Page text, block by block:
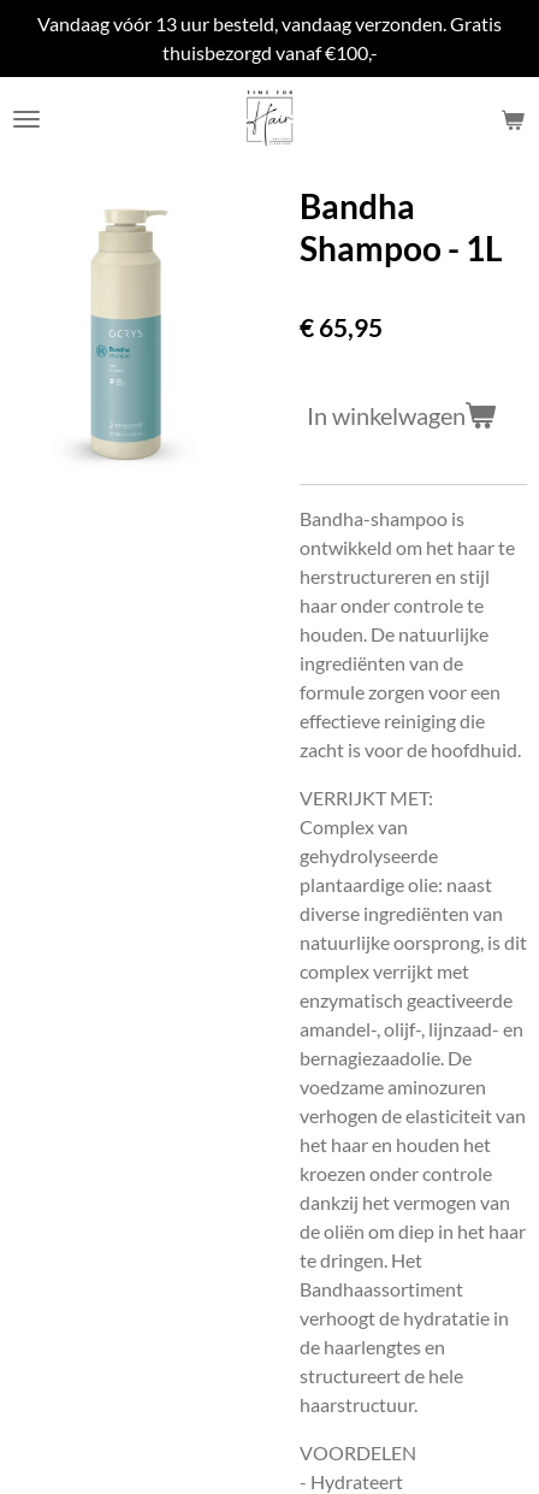
naar
de
Vandaag vóór 13 uur besteld, vandaag verzonden. Gratis
thuisbezorgd vanaf €100,-
Bandha
Shampoo - 1L
€ 65,95
In winkelwagen
Bandha-shampoo is
ontwikkeld om het haar te
herstructureren en stijl
haar onder controle te
houden. De natuurlijke
ingrediënten van de
formule zorgen voor een
effectieve reiniging die
zacht is voor de hoofdhuid.
VERRIJKT MET:
Complex van
gehydrolyseerde
plantaardige olie: naast
diverse ingrediënten van
natuurlijke oorsprong, is dit
complex verrijkt met
enzymatisch geactiveerde
amandel-, olijf-, lijnzaad- en
bernagiezaadolie. De
voedzame aminozuren
verhogen de elasticiteit van
het haar en houden het
kroezen onder controle
dankzij het vermogen van
de oliën om diep in het haar
te dringen. Het
Bandhaassortiment
verhoogt de hydratatie in
de haarlengtes en
structureert de hele
haarstructuur.
VOORDELEN
- Hydrateert